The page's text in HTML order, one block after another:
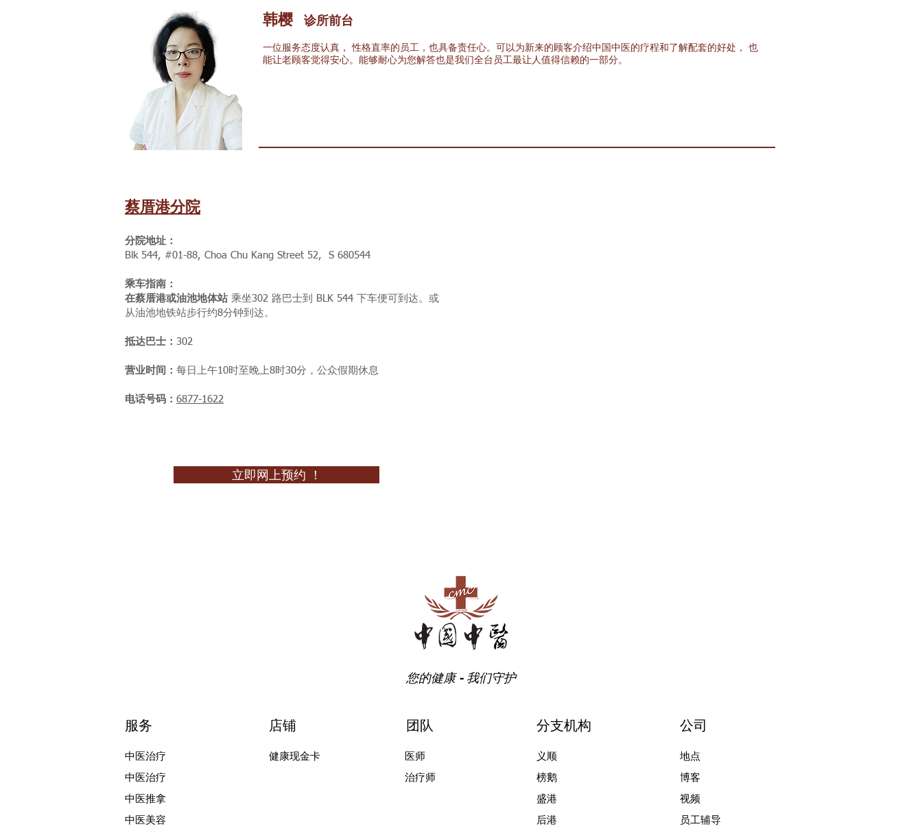
分院地址：
Blk 544, #01-88, Choa Chu Kang Street 52, S 680544
乘车指南：
在蔡厝港或油池地体站 乘坐302 路巴士到 BLK 544 下车便可到达。或
从油池地铁站步行约8分钟到达。
抵达巴士： 302
营业时间： 每日上午10时至晚上8时30分，公众假期休息
电话号码： 6877-1622
​蔡厝港分院
韩樱 诊所前台
一位服务态度认真， 性格直率的员工，也具备责任心。可以为新来的顾客介绍中国中医的疗程和了解配套的好处， 也
能让老顾客觉得安心。能够耐心为您解答也是我们全台员工最让人值得信赖的一部分。
立即网上预约 ！
您的健康 - 我们守护
服务
中医治疗
中医治疗
店铺
健康现金卡
团队
医师
治疗师
中医推拿
中医美容
分支机构
义顺
榜鹅
盛港
后港
公司
地点
博客
视频
员工辅导